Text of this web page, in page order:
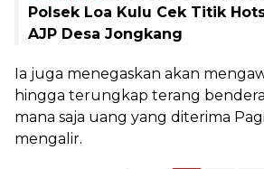
Polsek Loa Kulu Cek Titik
AJP Desa Jongkang
Ia juga menegaskan akan
hingga terungkap terang
mana saja uang yang diterima
mengalir.